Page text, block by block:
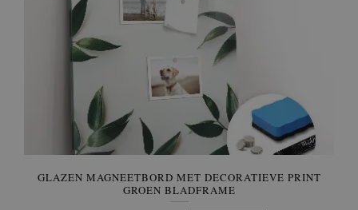
GLAZEN MAGNEETBORD MET DECORATIEVE PRINT
GROEN BLADFRAME